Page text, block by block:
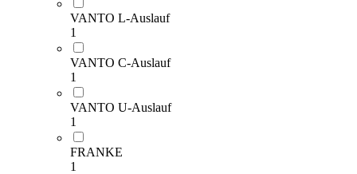
Mobile & Outdoor-Filter
Gewerbe- & Gastro-
Anlagen
VANTO L-Auslauf
1
VANTO C-Auslauf
1
VANTO U-Auslauf
1
FRANKE
1